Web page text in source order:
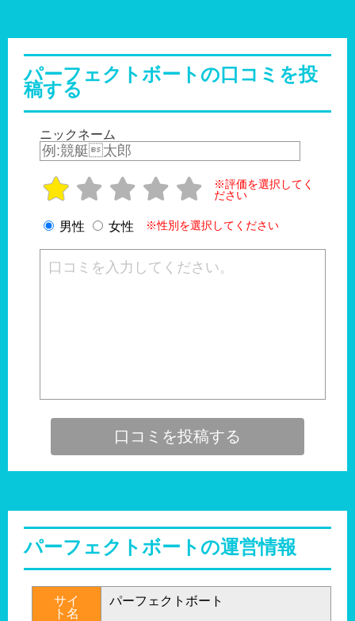
パーフェクトボートの口コミを投
稿する
ニックネーム
※評価を選択してく
ださい
男性 女性 ※性別を選択してください
パーフェクトボートの運営情報
サイ
ト名
パーフェクトボート